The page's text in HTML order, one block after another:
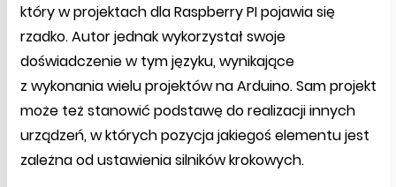
który w projektach dla Raspberry PI pojawia się
rzadko. Autor jednak wykorzystał swoje
doświadczenie w tym języku, wynikające
z wykonania wielu projektów na Arduino. Sam projekt
może też stanowić podstawę do realizacji innych
urządzeń, w których pozycja jakiegoś elementu jest
zależna od ustawienia silników krokowych.